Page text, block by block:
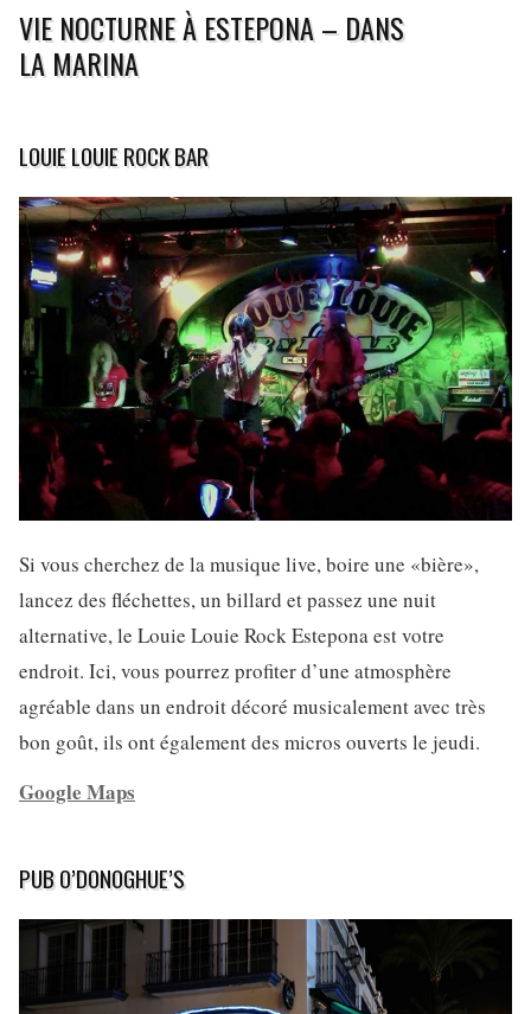
VIE NOCTURNE À ESTEPONA – DANS
LA MARINA
LOUIE LOUIE ROCK BAR
Si vous cherchez de la musique live, boire une «bière»,
lancez des fléchettes, un billard et passez une nuit
alternative, le Louie Louie Rock Estepona est votre
endroit. Ici, vous pourrez profiter d’une atmosphère
agréable dans un endroit décoré musicalement avec très
bon goût, ils ont également des micros ouverts le jeudi.
Google Maps
PUB O’DONOGHUE’S